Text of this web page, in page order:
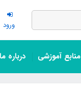
ورود
منابع آموزشی درباره ما